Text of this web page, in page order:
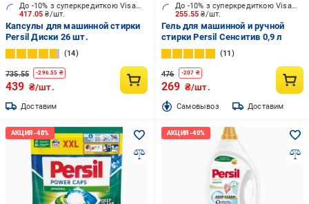
417.05₴/шт.
До -10% з суперкредиткою Visa Вигода
Капсулы для машинной стирки
Persil Диски 26 шт.
14
735.55 -296.55 ₴
439 ₴/шт.
Доставим
255.55₴/шт.
До -10% з суперкредиткою Visa Вигода
Гель для машинной и ручной
стирки Persil Сенситив 0,9 л
11
476 -207 ₴
269 ₴/шт.
Cамовывоз Доставим